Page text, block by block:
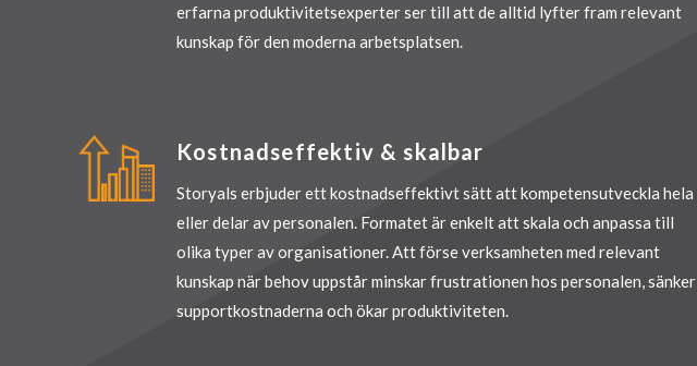
erfarna produktivitetsexperter ser till att de alltid lyfter fram relevant
kunskap för den moderna arbetsplatsen.
Kostnadseffektiv & skalbar
Storyals erbjuder ett kostnadseffektivt sätt att kompetensutveckla hela
eller delar av personalen. Formatet är enkelt att skala och anpassa till
olika typer av organisationer. Att förse verksamheten med relevant
kunskap när behov uppstår minskar frustrationen hos personalen, sänker
supportkostnaderna och ökar produktiviteten.